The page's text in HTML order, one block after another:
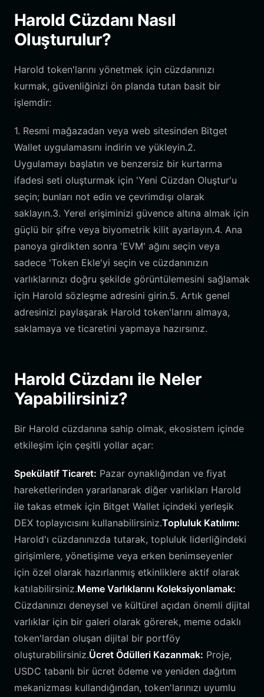
Harold Cüzdanı Nasıl
Oluşturulur?
Harold token'larını yönetmek için cüzdanınızı
kurmak, güvenliğinizi ön planda tutan basit bir
işlemdir:
1. Resmi mağazadan veya web sitesinden Bitget
Wallet uygulamasını indirin ve yükleyin.2.
Uygulamayı başlatın ve benzersiz bir kurtarma
ifadesi seti oluşturmak için 'Yeni Cüzdan Oluştur'u
seçin; bunları not edin ve çevrimdışı olarak
saklayın.3. Yerel erişiminizi güvence altına almak için
güçlü bir şifre veya biyometrik kilit ayarlayın.4. Ana
panoya girdikten sonra 'EVM' ağını seçin veya
sadece 'Token Ekle'yi seçin ve cüzdanınızın
varlıklarınızı doğru şekilde görüntülemesini sağlamak
için Harold sözleşme adresini girin.5. Artık genel
adresinizi paylaşarak Harold token'larını almaya,
saklamaya ve ticaretini yapmaya hazırsınız.
Harold Cüzdanı ile Neler
Yapabilirsiniz?
Bir Harold cüzdanına sahip olmak, ekosistem içinde
etkileşim için çeşitli yollar açar:
Spekülatif Ticaret: Pazar oynaklığından ve fiyat
hareketlerinden yararlanarak diğer varlıkları Harold
ile takas etmek için Bitget Wallet içindeki yerleşik
DEX toplayıcısını kullanabilirsiniz.Topluluk Katılımı:
Harold'ı cüzdanınızda tutarak, topluluk liderliğindeki
girişimlere, yönetişime veya erken benimseyenler
için özel olarak hazırlanmış etkinliklere aktif olarak
katılabilirsiniz.Meme Varlıklarını Koleksiyonlamak:
Cüzdanınızı deneysel ve kültürel açıdan önemli dijital
varlıklar için bir galeri olarak görerek, meme odaklı
token'lardan oluşan dijital bir portföy
oluşturabilirsiniz.Ücret Ödülleri Kazanmak: Proje,
USDC tabanlı bir ücret ödeme ve yeniden dağıtım
mekanizması kullandığından, token'larınızı uyumlu